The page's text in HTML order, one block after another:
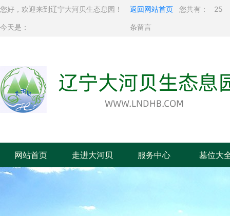
您好，欢迎来到辽宁大河贝生态息园！
今天是：
返回网站首页 您共有： 25
条留言
网站首页 走进大河贝 服务中心 墓位大